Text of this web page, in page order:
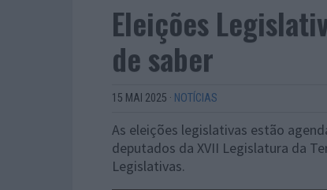
Eleições
de saber
15 MAI 2025 · NOTÍCIAS
As eleições legislativas estão
deputados da XVII Legislatura da
Legislativas.